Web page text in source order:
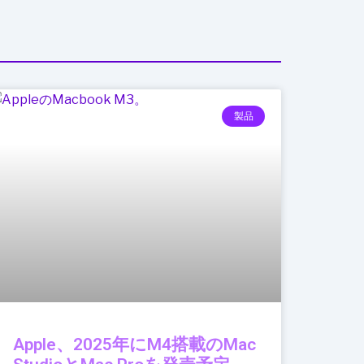
製品
Apple、2025年にM4搭載のMac